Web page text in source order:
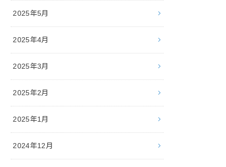
2025年5月
2025年4月
2025年3月
2025年2月
2025年1月
2024年12月